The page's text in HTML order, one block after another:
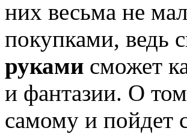
них весьма не
покупками, ведь
руками сможет
и фантазии. О
самому и пойдет